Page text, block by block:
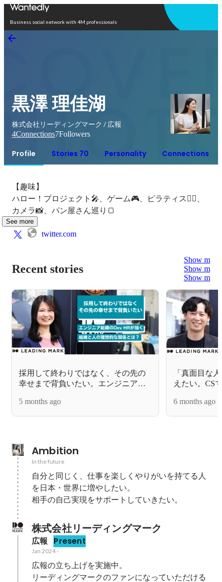
Business social network with 4M professionals
黒澤 理佳湖
株式会社リーディングマーク / 広報
4Connections7Followers
Profile Stories 70 Personality Connections
【趣味】
ハロー！プロジェクト🎤、ゲーム🎮、ピラティス🧘‍♂️、
カメラ📸、パン屋さん巡り🍞
See more
twitter.com
Recent stories
Show more
Show more
Show more
採用して終わりではなく、その先の
幸せまで背負いたい。エンジニア組
的な関係とは？
5 months ago
「真面目な
えたい。CS
挑む理由
6 months ago
Ambition
In the future
自分と同じく、仕事を楽しくやりがいを持てる人
を日本・世界に増やしたい。
株式会社リーディングマーク
広報 Present
Jan 2024-
広報の立ち上げを実施中。
リーディングマークのファンになっていただける